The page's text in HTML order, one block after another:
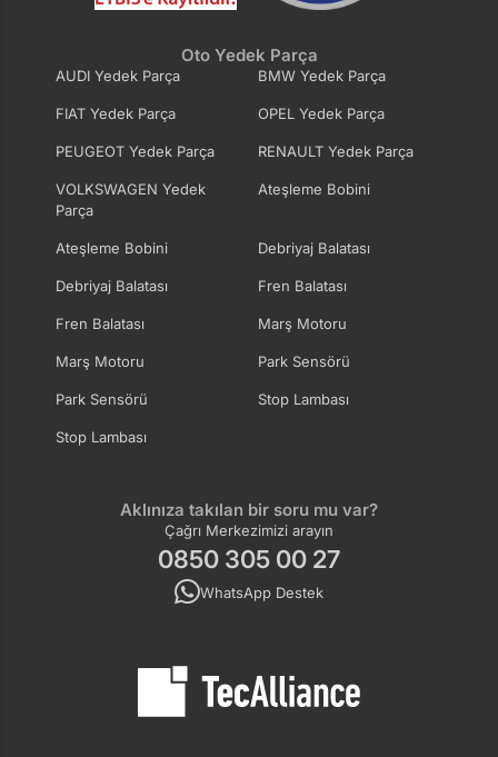
Oto Yedek Parça
AUDI Yedek Parça BMW Yedek Parça
FIAT Yedek Parça OPEL Yedek Parça
PEUGEOT Yedek Parça RENAULT Yedek Parça
VOLKSWAGEN Yedek
Parça
Ateşleme Bobini
Ateşleme Bobini Debriyaj Balatası
Debriyaj Balatası Fren Balatası
Fren Balatası Marş Motoru
Marş Motoru Park Sensörü
Park Sensörü Stop Lambası
Stop Lambası
Aklınıza takılan bir soru mu var?
Çağrı Merkezimizi arayın
0850 305 00 27
WhatsApp Destek